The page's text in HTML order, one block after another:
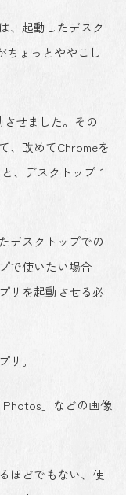
、起動したデスク
ょっとややこし
せました。その
、改めてChromeを
、デスクトップ１
デスクトップでの
で使いたい場合
リを起動させる必
リ。
Photos」などの画像
ほどでもない、使